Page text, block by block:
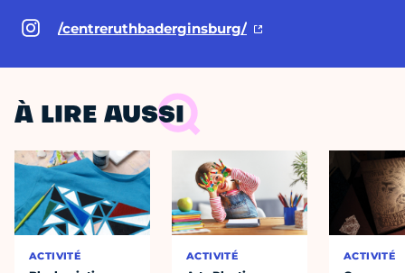
/centreruthbaderginsburg/
À LIRE AUSSI
ACTIVITÉ ACTIVITÉ ACTIVITÉ